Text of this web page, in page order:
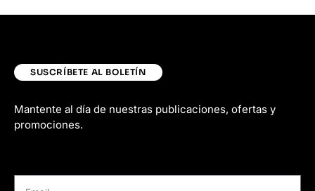
SUSCRÍBETE AL BOLETÍN
Mantente al día de nuestras publicaciones, ofertas y
promociones.